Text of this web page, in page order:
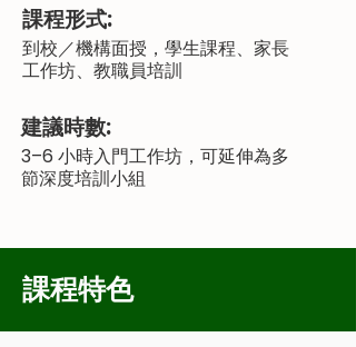
課程形式:
到校／機構面授，學生課程、家長
工作坊、教職員培訓
建議時數:
3–6 小時入門工作坊，可延伸為多
節深度培訓小組
​課程特色